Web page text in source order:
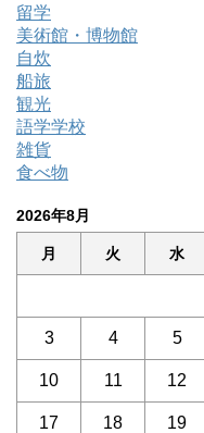
留学
美術館・博物館
自炊
船旅
観光
語学学校
雑貨
食べ物
2026年8月
月 火 水
3 4 5
10 11 12
17 18 19